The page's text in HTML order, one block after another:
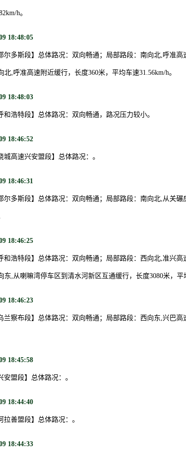
h。
18:48:05
尔多斯段】总体路况：双向畅通；局部路段：南向北,呼准
北,呼准高速附近缓行，长度360米，平均车速31.56km/h。
18:48:03
和浩特段】总体路况：双向畅通，路况压力较小。
18:46:52
城高速兴安盟段】总体路况：。
18:46:31
尔多斯段】总体路况：双向畅通；局部路段：南向北,从关
18:46:25
和浩特段】总体路况：双向畅通；局部路段：西向北,准兴
东,从喇嘛湾停车区到清水河新区互通缓行，长度3080米，平
18:46:23
兰察布段】总体路况：双向畅通；局部路段：西向东,兴巴
18:45:58
安盟段】总体路况：。
18:44:40
拉善盟段】总体路况：。
18:44:33